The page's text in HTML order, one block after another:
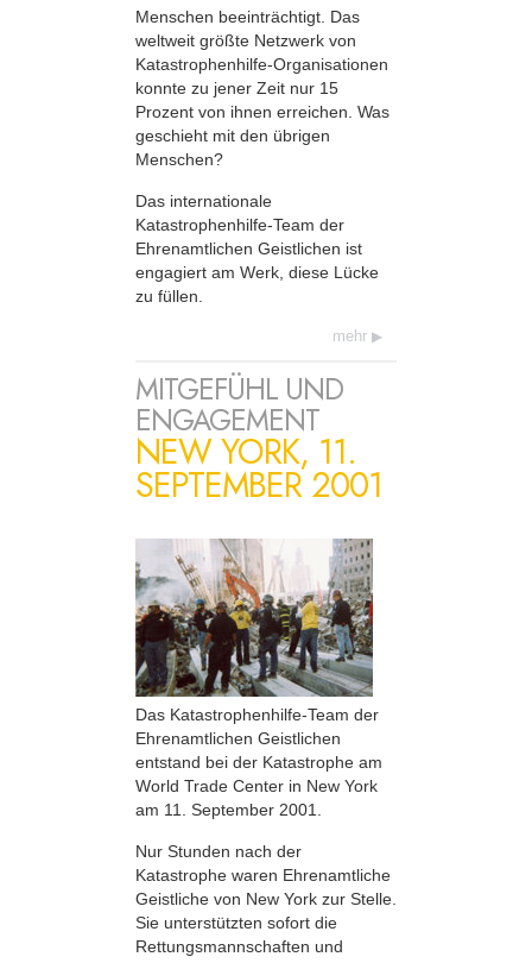
Menschen beeinträchtigt. Das
weltweit größte Netzwerk von
Katastrophenhilfe-Organisationen
konnte zu jener Zeit nur 15
Prozent von ihnen erreichen. Was
geschieht mit den übrigen
Menschen?
Das internationale
Katastrophenhilfe-Team der
Ehrenamtlichen Geistlichen ist
engagiert am Werk, diese Lücke
zu füllen.
mehr
MITGEFÜHL UND
ENGAGEMENT
NEW YORK, 11.
SEPTEMBER 2001
Das Katastrophenhilfe-Team der
Ehrenamtlichen Geistlichen
entstand bei der Katastrophe am
World Trade Center in New York
am 11. September 2001.
Nur Stunden nach der
Katastrophe waren Ehrenamtliche
Geistliche von New York zur Stelle.
Sie unterstützten sofort die
Rettungsmannschaften und